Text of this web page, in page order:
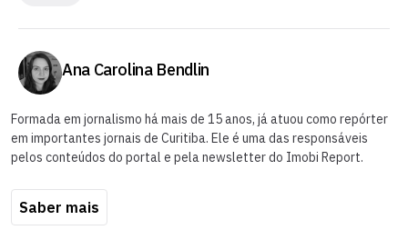
Ana Carolina Bendlin
Formada em jornalismo há mais de 15 anos, já atuou como repórter
em importantes jornais de Curitiba. Ele é uma das responsáveis
pelos conteúdos do portal e pela newsletter do Imobi Report.
Saber mais